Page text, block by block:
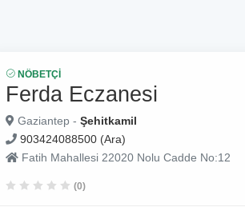
NÖBETÇI
Ferda Eczanesi
Gaziantep - Şehitkamil
903424088500 (Ara)
Fatih Mahallesi 22020 Nolu Cadde No:12
(0)